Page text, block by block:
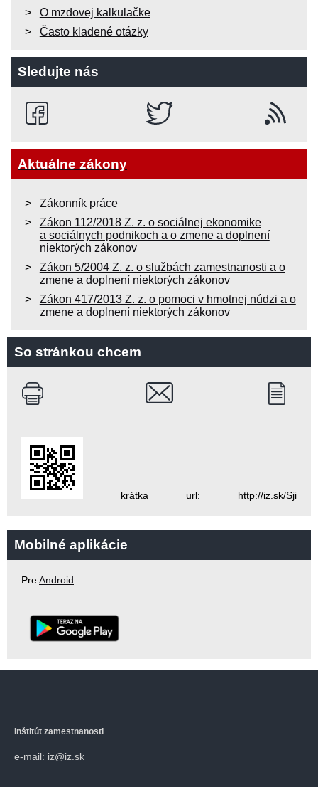
O mzdovej kalkulačke
Často kladené otázky
Sledujte nás
Aktuálne zákony
Zákonník práce
Zákon 112/2018 Z. z. o sociálnej ekonomike
a sociálnych podnikoch a o zmene a doplnení
niektorých zákonov
Zákon 5/2004 Z. z. o službách zamestnanosti a o
zmene a doplnení niektorých zákonov
Zákon 417/2013 Z. z. o pomoci v hmotnej núdzi a o
zmene a doplnení niektorých zákonov
So stránkou chcem
krátka url: http://iz.sk/Sji
Mobilné aplikácie
PreAndroid
Inštitút zamestnanosti
e-mail: iz@iz.sk